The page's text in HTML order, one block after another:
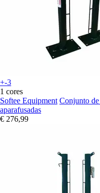
+-3
1 cores
Softee Equipment Conjunto de
aparafusadas
€ 276,99